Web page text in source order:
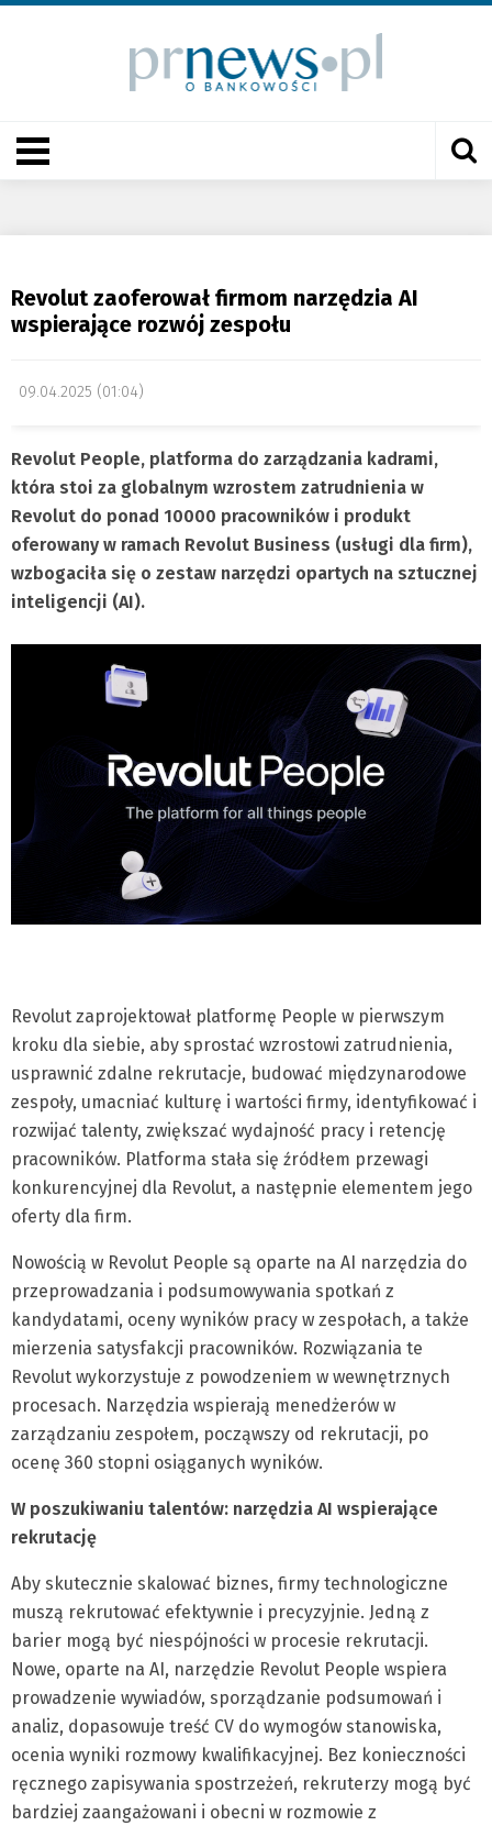
Revolut zaoferował firmom narzędzia AI
wspierające rozwój zespołu
09.04.2025 (01:04)
Revolut People, platforma do zarządzania kadrami,
która stoi za globalnym wzrostem zatrudnienia w
Revolut do ponad 10000 pracowników i produkt
oferowany w ramach Revolut Business (usługi dla firm),
wzbogaciła się o zestaw narzędzi opartych na sztucznej
inteligencji (AI).
Revolut zaprojektował platformę People w pierwszym
kroku dla siebie, aby sprostać wzrostowi zatrudnienia,
usprawnić zdalne rekrutacje, budować międzynarodowe
zespoły, umacniać kulturę i wartości firmy, identyfikować i
rozwijać talenty, zwiększać wydajność pracy i retencję
pracowników. Platforma stała się źródłem przewagi
konkurencyjnej dla Revolut, a następnie elementem jego
oferty dla firm.
Nowością w Revolut People są oparte na AI narzędzia do
przeprowadzania i podsumowywania spotkań z
kandydatami, oceny wyników pracy w zespołach, a także
mierzenia satysfakcji pracowników. Rozwiązania te
Revolut wykorzystuje z powodzeniem w wewnętrznych
procesach. Narzędzia wspierają menedżerów w
zarządzaniu zespołem, począwszy od rekrutacji, po
ocenę 360 stopni osiąganych wyników.
W poszukiwaniu talentów: narzędzia AI wspierające
rekrutację
Aby skutecznie skalować biznes, firmy technologiczne
muszą rekrutować efektywnie i precyzyjnie. Jedną z
barier mogą być niespójności w procesie rekrutacji.
Nowe, oparte na AI, narzędzie Revolut People wspiera
prowadzenie wywiadów, sporządzanie podsumowań i
analiz, dopasowuje treść CV do wymogów stanowiska,
ocenia wyniki rozmowy kwalifikacyjnej. Bez konieczności
ręcznego zapisywania spostrzeżeń, rekruterzy mogą być
bardziej zaangażowani i obecni w rozmowie z